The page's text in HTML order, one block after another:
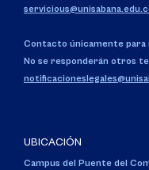
Contacto únicamente para
No se responderán otros
UBICACIÓN
Campus del Puente del